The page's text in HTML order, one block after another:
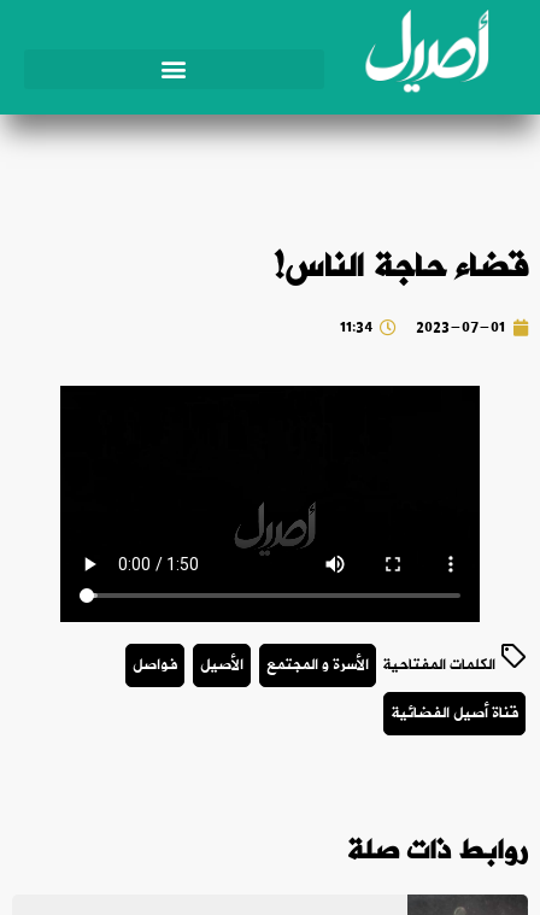
قضاء حاجة الناس!
2023-07-01
11:34
الكلمات المفتاحية الأسرة و المجتمع الأصيل
فواصل
قناة أصيل الفضائية
روابط ذات صلة